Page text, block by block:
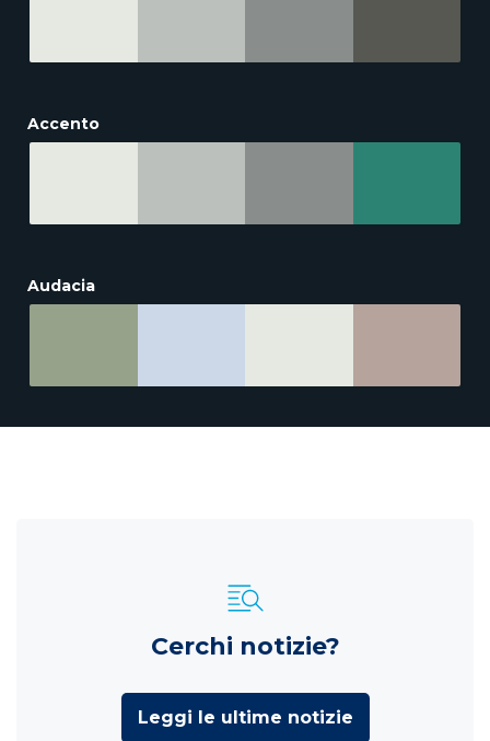
Accento
Audacia
Cerchi notizie?
Leggi le ultime notizie